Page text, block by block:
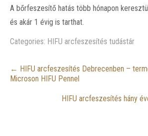
A bőrfeszesítő hatás több hónapon
és akár 1 évig is tarthat.
Categories: HIFU arcfeszesítés tudástár
Post
navigation
← HIFU arcfeszesítés Debrecenben –
Microson HIFU Pennel
HIFU arcfeszesítés hány